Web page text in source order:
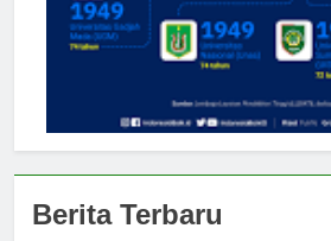
Berita Terbaru